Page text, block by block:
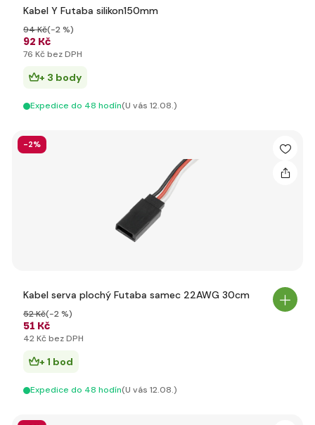
Kabel Y Futaba silikon150mm
92 Kč
94 Kč(-2 %)
76 Kč bez DPH
+ 3 body
Expedice do 48 hodín(U vás 12.08.)
-2%
Kabel serva plochý Futaba samec 22AWG 30cm
51 Kč
52 Kč(-2 %)
42 Kč bez DPH
+ 1 bod
Expedice do 48 hodín(U vás 12.08.)